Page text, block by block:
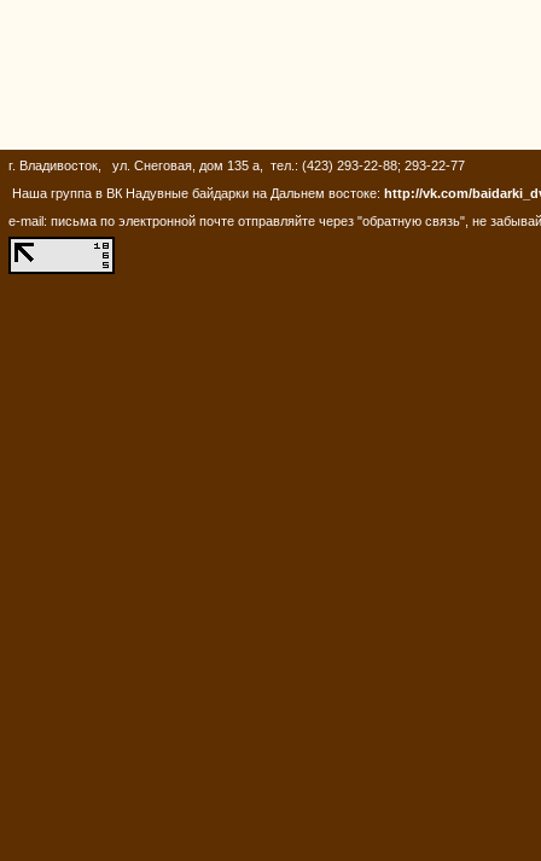
г. Владивосток, ул. Снеговая, дом 135 а, тел.: (423) 293-22-88; 293-22-77
Наша группа в ВК Надувные байдарки на Дальнем востоке: http://vk.com/
e-mail: письма по электронной почте отправляйте через "обратную связь", не